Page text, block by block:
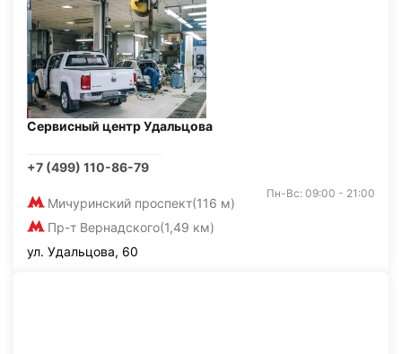
Сервисный центр Удальцова
+7 (499) 110-86-79
Мичуринский проспект(116 м)
Пр-т Вернадского(1,49 км)
Пн-Вс: 09:00 - 21:00
ул. Удальцова, 60